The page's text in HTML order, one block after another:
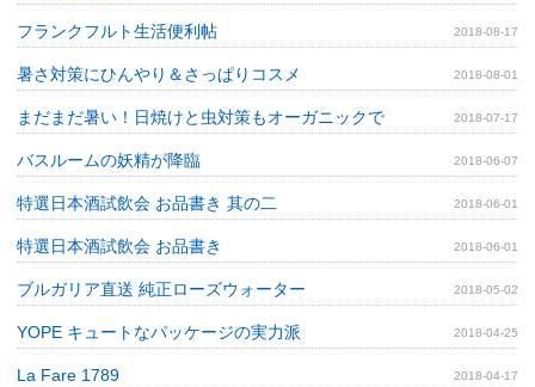
フランクフルト生活便利帖 2018-08-17
暑さ対策にひんやり＆さっぱりコスメ 2018-08-01
まだまだ暑い！日焼けと虫対策もオーガニックで 2018-07-17
バスルームの妖精が降臨 2018-06-07
特選日本酒試飲会 お品書き 其の二 2018-06-01
特選日本酒試飲会 お品書き 2018-06-01
ブルガリア直送 純正ローズウォーター 2018-05-02
YOPE キュートなパッケージの実力派 2018-04-25
La Fare 1789 2018-04-17